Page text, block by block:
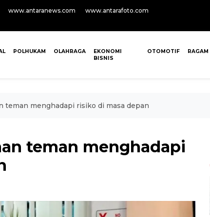
www.antaranews.com
www.antarafoto.com
POLHUKAM OLAHRAGA
EKONOMI
BISNIS
OTOMOTIF RAGAM
teman menghadapi risiko di masa depan
teman menghadapi